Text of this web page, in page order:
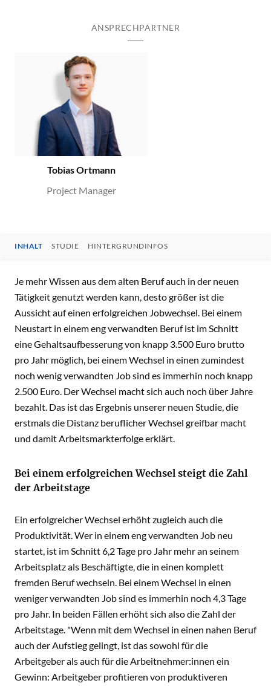
ANSPRECHPARTNER
Tobias Ortmann
Project Manager
INHALT STUDIE HINTERGRUNDINFOS
INHALT
Je mehr Wissen aus dem alten Beruf auch in der neuen
Tätigkeit genutzt werden kann, desto größer ist die
Aussicht auf einen erfolgreichen Jobwechsel. Bei einem
Neustart in einem eng verwandten Beruf ist im Schnitt
eine Gehaltsaufbesserung von knapp 3.500 Euro brutto
pro Jahr möglich, bei einem Wechsel in einen zumindest
noch wenig verwandten Job sind es immerhin noch knapp
2.500 Euro. Der Wechsel macht sich auch noch über Jahre
bezahlt. Das ist das Ergebnis unserer neuen Studie, die
erstmals die Distanz beruflicher Wechsel greifbar macht
und damit Arbeitsmarkterfolge erklärt.
Bei einem erfolgreichen Wechsel steigt die Zahl
der Arbeitstage
Ein erfolgreicher Wechsel erhöht zugleich auch die
Produktivität. Wer in einem eng verwandten Job neu
startet, ist im Schnitt 6,2 Tage pro Jahr mehr an seinem
Arbeitsplatz als Beschäftigte, die in einen komplett
fremden Beruf wechseln. Bei einem Wechsel in einen
weniger verwandten Job sind es immerhin noch 4,3 Tage
pro Jahr. In beiden Fällen erhöht sich also die Zahl der
Arbeitstage. "Wenn mit dem Wechsel in einen nahen Beruf
auch der Aufstieg gelingt, ist das sowohl für die
Arbeitgeber als auch für die Arbeitnehmer:innen ein
Gewinn: Arbeitgeber profitieren von produktiveren